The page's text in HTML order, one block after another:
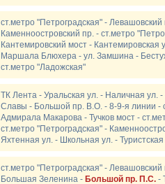
ст.метро "Петроградская" -
Каменноостровский пр. - ст.метро
Кантемировский мост -
Маршала Блюхера - ул. Замшина -
ст.метро "Ладожская"
ТК Лента - Уральская ул. - Наличная ул.
Славы - Большой пр. В.О. - 8-9-я линии -
Адмирала Макарова - Тучков мост -
ст.метро "Петроградская" -
Яхтенная ул. - Школьная ул. - Туристская
ст.метро "Петроградская" -
Большая Зеленина - Большой пр. П.С. -